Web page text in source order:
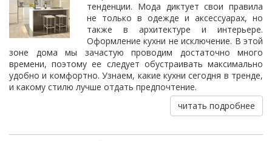
тенденции. Мода диктует свои правила
не только в одежде и аксессуарах, но
также в архитектуре и интерьере.
Оформление кухни не исключение. В этой
зоне дома мы зачастую проводим достаточно много
времени, поэтому ее следует обустраивать максимально
удобно и комфортно. Узнаем, какие кухни сегодня в тренде,
и какому стилю лучше отдать предпочтение.
читать подробнее